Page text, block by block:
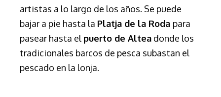
artistas a lo largo de los años. Se puede
bajar a pie hasta la Platja de la Roda para
pasear hasta el puerto de Altea donde los
tradicionales barcos de pesca subastan el
pescado en la lonja.